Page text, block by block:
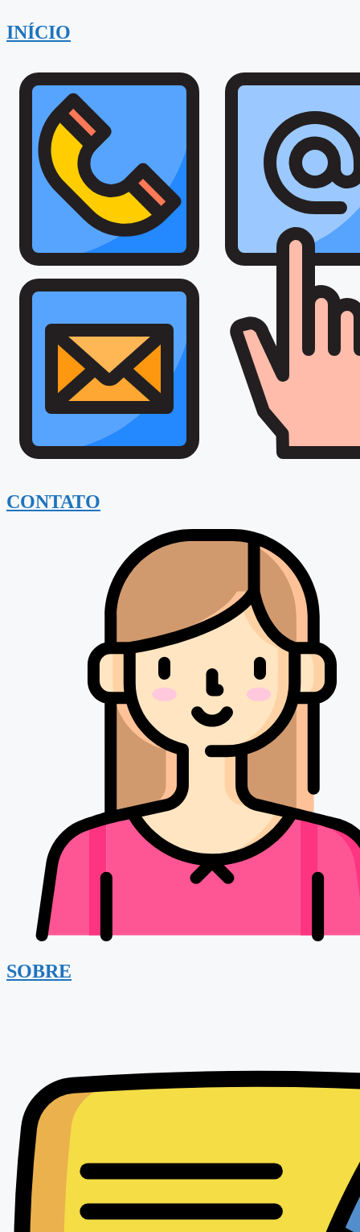
INÍCIO
CONTATO
SOBRE